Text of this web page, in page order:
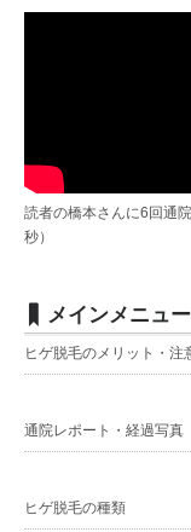
読者の橋本さんに6回通
秒）
メインメニュー
ヒゲ脱毛のメリット・注
通院レポート・経過写真
ヒゲ脱毛の種類